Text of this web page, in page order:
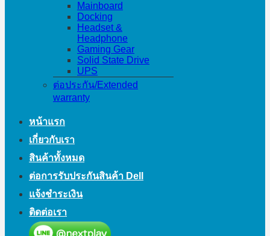
Mainboard
Docking
Headset &
Headphone
Gaming Gear
Solid State Drive
UPS
ต่อประกัน/Extended
warranty
หน้าแรก
เกี่ยวกับเรา
สินค้าทั้งหมด
ต่อการรับประกันสินค้า Dell
แจ้งชำระเงิน
ติดต่อเรา